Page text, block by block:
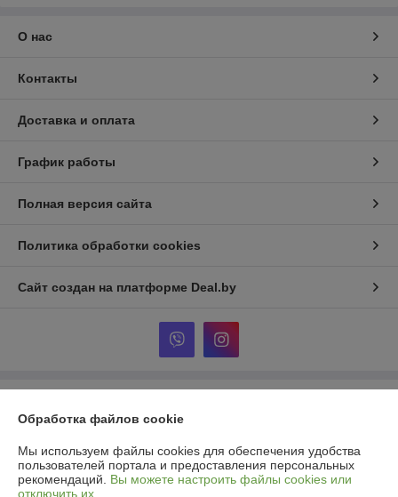
О нас
Контакты
Доставка и оплата
График работы
Полная версия сайта
Политика обработки cookies
Сайт создан на платформе Deal.by
225708, Брестская обл., г. Пинск, ул. Индустриальная, д. 5Д, офис 4.
Регистрационный номер ЕГР: 291836976
Обработка файлов cookie
Мы используем файлы cookies для обеспечения удобства
пользователей портала и предоставления персональных
рекомендаций. Вы можете настроить файлы cookies или
отключить их.